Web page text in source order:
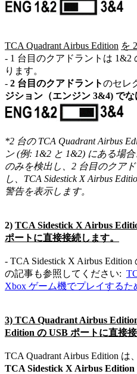
TCA Quadrant Airbus Edition を 2
- 1 台目のクアドラントは 1&2
ります。
- 2 台目のクアドラントのセレ
ジション（エンジン 3&4) でな
*2 台のTCA Quadrant Airbus
ン(例: 1&2 と 1&2) にある場合
のみを検出し、 2 台目のクア
し、 TCA Sidestick X Airbus
警告を表示します。
2) TCA Sidestick X Airbus
ポートに直接接続します。
- TCA Sidestick X Airbus
の記事も参照してください:
Xbox ゲーム機でプレイする
3) TCA Quadrant Airbus Edition
Edition の USB ポートに直接接
TCA Quadrant Airbus Edition は、
TCA Sidestick X Airbus Edition